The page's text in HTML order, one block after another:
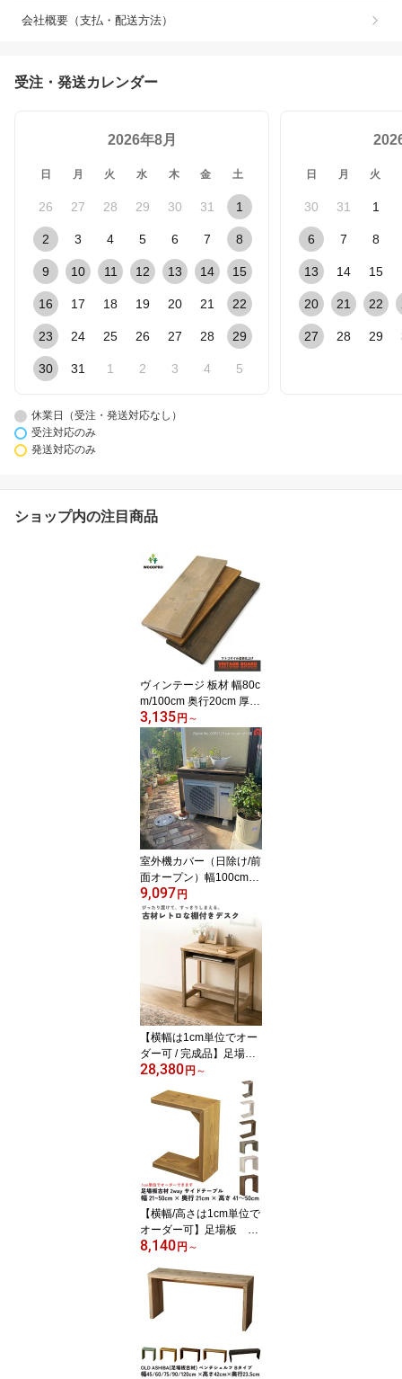
会社概要（支払・配送方法）
受注・発送カレンダー
2026年8月
日 月 火 水 木 金 土
26 27 28 29 30 31 1
2 3 4 5 6 7 8
9 10 11 12 13 14 15
16 17 18 19 20 21 22
23 24 25 26 27 28 29
30 31 1 2 3 4 5
日 月 火
30 31 1
6 7 8
13 14 15
20 21 22
27 28 29
休業日（受注・発送対応なし）
受注対応のみ
発送対応のみ
ショップ内の注目商品
ヴィンテージ 板材 幅80c
m/100cm 奥行20cm 厚み
1.5cm 【1枚単品】 DIY
足場板 古材 オイル塗装
ダークウォルナット エボ
ニー ドリフトウッド キ
ッチン棚 棚板 おしゃれ
アンティーク
3,135円 ～
室外機カバー（日除け/前
面オープン）幅100cm国
産杉 エアコン 日よけ 排
気をふさがない 直射日光
対策 プランター台 花台
おしゃれ外寸:幅100cm×
高さ78.7cm×奥行40cm
(内寸:幅89.2×高さ73.3×
奥行39cm) フラワースタ
ンド プランタースタンド
9,097円
【横幅は1cm単位でオー
ダー可 / 完成品】足場板
古材 レトロな 棚付き デ
スク幅51〜80cm×奥行4
5cm×高さ70cm組立不要
レトロ 学校机 コンパク
トデスク リビングデスク
28,380円 ～
【横幅/高さは1cm単位で
オーダー可】足場板 古
材2way サイドテーブ
1〜50cm×奥行21cmコの
字 縦置き 横置き 差し込
み Cテーブル ナイトテー
ブル ベッド リビング 受
8,140円 ～